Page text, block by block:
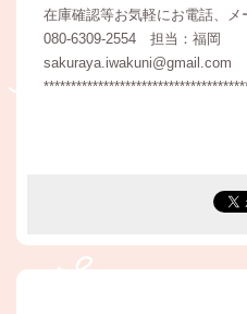
在庫確認等お気軽にお電話、メ
080-6309-2554 担当：福岡
sakuraya.iwakuni@gmail.com